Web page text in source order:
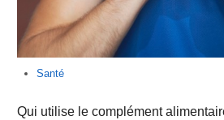
Santé
Qui utilise le complément